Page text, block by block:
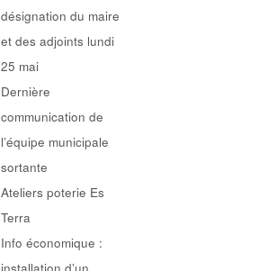
désignation du maire
et des adjoints lundi
25 mai
Dernière
communication de
l’équipe municipale
sortante
Ateliers poterie Es
Terra
Info économique :